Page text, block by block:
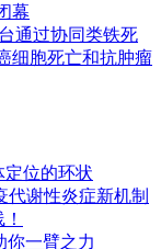
幕
通过协同类铁死
细胞死亡和抗肿瘤
定位的环状
谢性炎症新机制
你一臂之力